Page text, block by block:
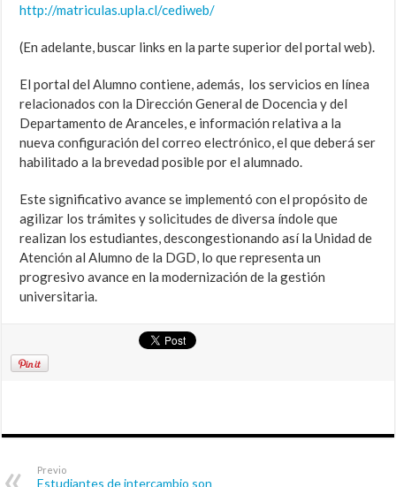
http://matriculas.upla.cl/cediweb/
(En adelante, buscar links en la parte superior del portal web).
El portal del Alumno contiene, además, los servicios en línea
relacionados con la Dirección General de Docencia y del
Departamento de Aranceles, e información relativa a la
nueva configuración del correo electrónico, el que deberá ser
habilitado a la brevedad posible por el alumnado.
Este significativo avance se implementó con el propósito de
agilizar los trámites y solicitudes de diversa índole que
realizan los estudiantes, descongestionando así la Unidad de
Atención al Alumno de la DGD, lo que representa un
progresivo avance en la modernización de la gestión
universitaria.
Previo
Estudiantes de intercambio son